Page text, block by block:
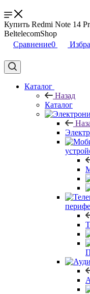
Купить Redmi Note 14
BeltelecomShop
Сравнение0
Каталог
Назад
Каталог